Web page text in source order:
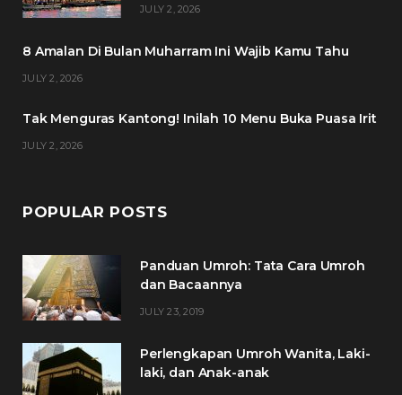
JULY 2, 2026
8 Amalan Di Bulan Muharram Ini Wajib Kamu Tahu
JULY 2, 2026
Tak Menguras Kantong! Inilah 10 Menu Buka Puasa Irit
JULY 2, 2026
POPULAR POSTS
Panduan Umroh: Tata Cara Umroh
dan Bacaannya
JULY 23, 2019
Perlengkapan Umroh Wanita, Laki-
laki, dan Anak-anak